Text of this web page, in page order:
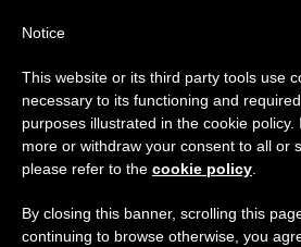
Notice
This website or its third party tools use
necessary to its functioning and
purposes illustrated in the cookie policy.
more or withdraw your consent to all or
please refer to the cookie policy
By closing this banner, scrolling this
continuing to browse otherwise, you